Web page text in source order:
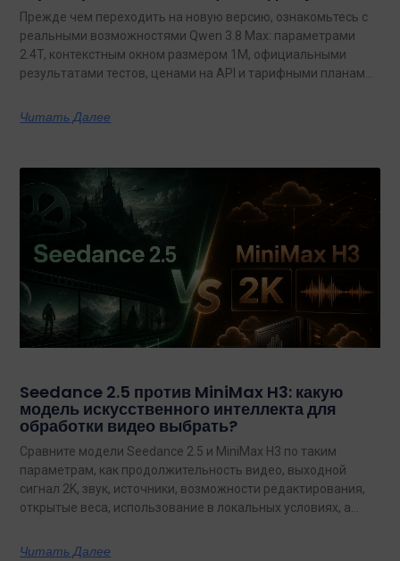
Прежде чем переходить на новую версию, ознакомьтесь с
реальными возможностями Qwen 3.8 Max: параметрами
2.4T, контекстным окном размером 1M, официальными
результатами тестов, ценами на API и тарифными планами
Читать Далее
Seedance 2.5 против MiniMax H3: какую
модель искусственного интеллекта для
обработки видео выбрать?
Сравните модели Seedance 2.5 и MiniMax H3 по таким
параметрам, как продолжительность видео, выходной
сигнал 2K, звук, источники, возможности редактирования,
открытые веса, использование в локальных условиях, а
конкретных задач на сегодняшний день.
Читать Далее